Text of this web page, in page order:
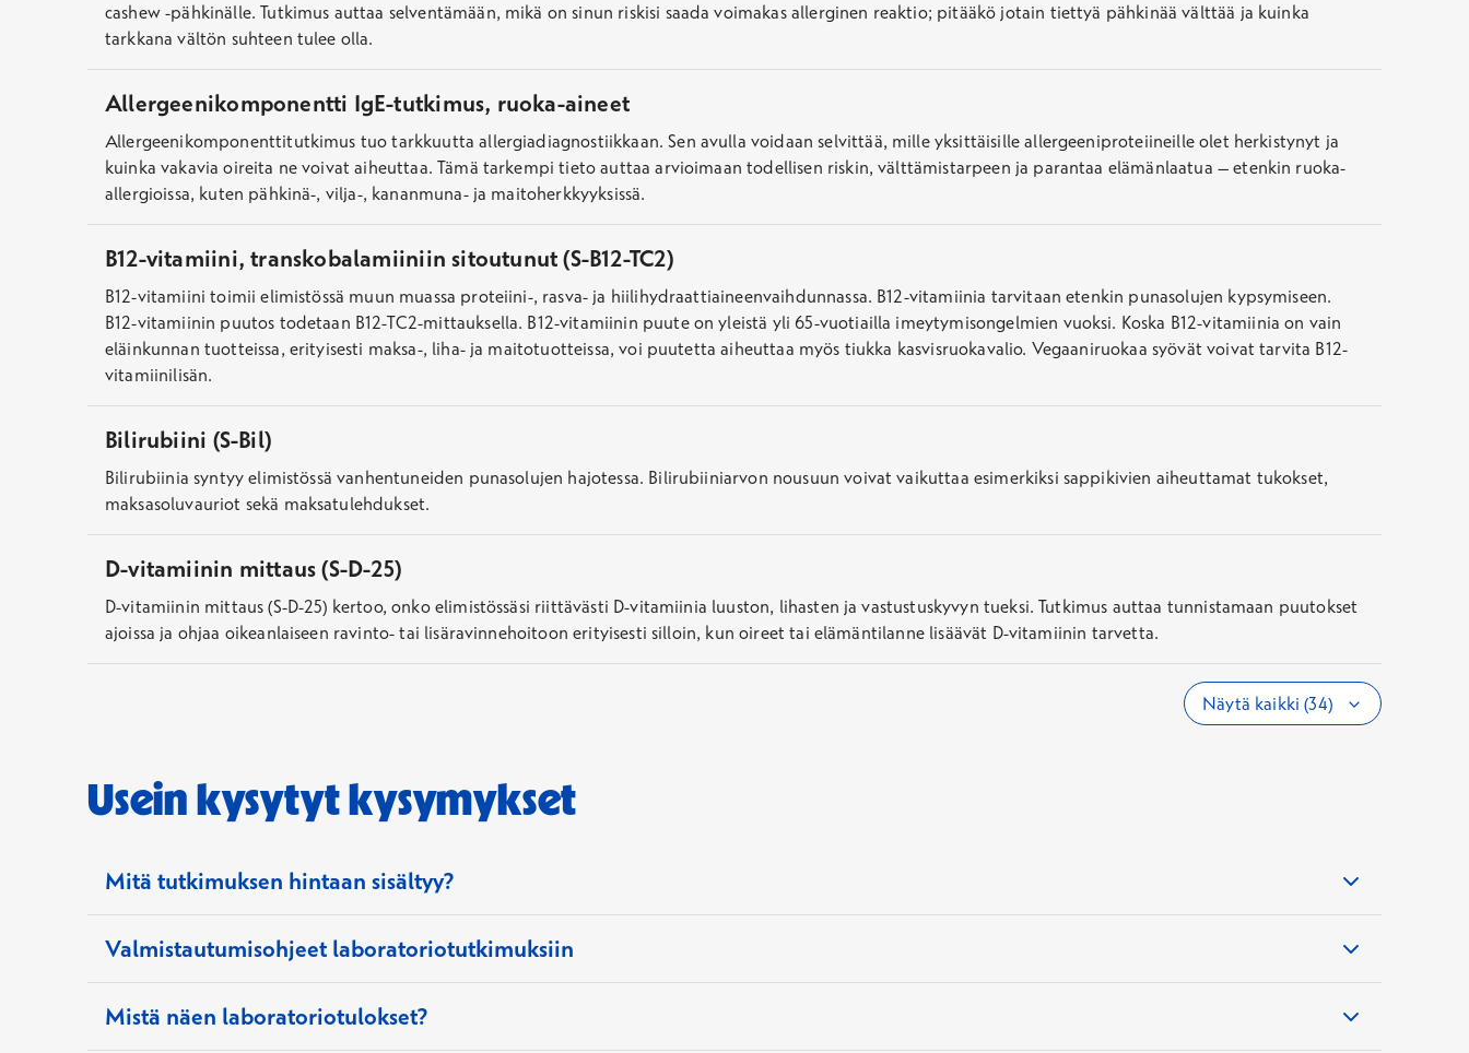
cashew -pähkinälle. Tutkimus auttaa selventämään, mikä on sinun riskisi saada voimakas allerginen reaktio; pitääkö jotain tiettyä pähkinää välttää ja kuinka
tarkkana vältön suhteen tulee olla.
Allergeenikomponentti IgE-tutkimus, ruoka-aineet
Allergeenikomponenttitutkimus tuo tarkkuutta allergiadiagnostiikkaan. Sen avulla voidaan selvittää, mille yksittäisille allergeeniproteiineille olet herkistynyt ja
kuinka vakavia oireita ne voivat aiheuttaa. Tämä tarkempi tieto auttaa arvioimaan todellisen riskin, välttämistarpeen ja parantaa elämänlaatua – etenkin ruoka-
allergioissa, kuten pähkinä-, vilja-, kananmuna- ja maitoherkkyyksissä.
B12-vitamiini, transkobalamiiniin sitoutunut (S-B12-TC2)
B12-vitamiini toimii elimistössä muun muassa proteiini-, rasva- ja hiilihydraattiaineenvaihdunnassa. B12-vitamiinia tarvitaan etenkin punasolujen kypsymiseen.
B12-vitamiinin puutos todetaan B12-TC2-mittauksella. B12-vitamiinin puute on yleistä yli 65-vuotiailla imeytymisongelmien vuoksi. Koska B12-vitamiinia on vain
eläinkunnan tuotteissa, erityisesti maksa-, liha- ja maitotuotteissa, voi puutetta aiheuttaa myös tiukka kasvisruokavalio. Vegaaniruokaa syövät voivat tarvita B12-
vitamiinilisän.
Bilirubiini (S-Bil)
Bilirubiinia syntyy elimistössä vanhentuneiden punasolujen hajotessa. Bilirubiiniarvon nousuun voivat vaikuttaa esimerkiksi sappikivien aiheuttamat tukokset,
maksasoluvauriot sekä maksatulehdukset.
D-vitamiinin mittaus (S-D-25)
D-vitamiinin mittaus (S-D-25) kertoo, onko elimistössäsi riittävästi D-vitamiinia luuston, lihasten ja vastustuskyvyn tueksi. Tutkimus auttaa tunnistamaan puutokset
ajoissa ja ohjaa oikeanlaiseen ravinto- tai lisäravinnehoitoon erityisesti silloin, kun oireet tai elämäntilanne lisäävät D-vitamiinin tarvetta.
Näytä kaikki (34)
Usein kysytyt kysymykset
Mitä tutkimuksen hintaan sisältyy?
Tutkimuksen kokonaishintaan sisältyy näytteenotto, toimistomaksu ja tulosraportti. Viitearvoista poikkeavien tulosten arviointia varten on syytä varata aika
lääkärille, joka auttaa tulosten tulkinnassa ja selvittää hoito- ja jatkotutkimuksen tarpeen.
Valmistautumisohjeet laboratoriotutkimuksiin
Laboratoriotuloksiin vaikuttavat monet asiat. Valmistautumisohjeita on tärkeää noudattaa, jotta tulokset olisivat mahdollisimman luotettavat.
Mistä näen laboratoriotulokset?